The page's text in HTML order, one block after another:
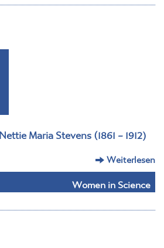
Maria Stevens (1861 – 1912)
Weiterlesen
Women in Science